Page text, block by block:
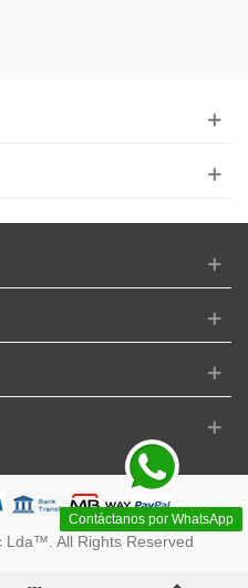
Contáctanos por WhatsApp
Lda™. All Rights Reserved